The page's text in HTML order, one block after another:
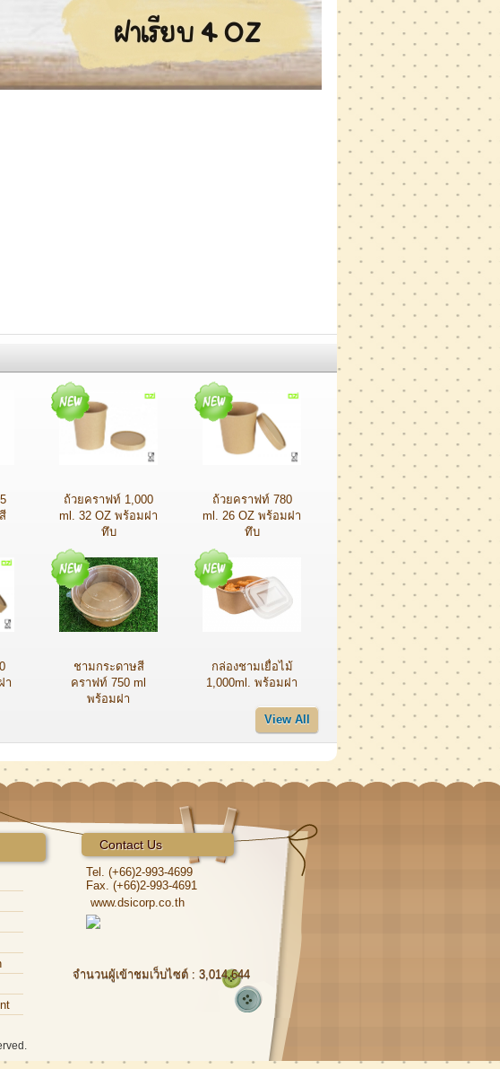
ถ้วยคราฟท์ 1,000
ml. 32 OZ พร้อมฝา
ทึบ
ถ้วยคราฟท์ 780
ml. 26 OZ พร้อมฝา
ทึบ
า
ชามกระดาษสี
คราฟท์ 750 ml
พร้อมฝา
กล่องชามเยื่อไม้
1,000ml. พร้อมฝา
View All
Contact Us
Tel. (+66)2-993-4699
Fax. (+66)2-993-4691
www.dsicorp.co.th
จำนวนผู้เข้าชมเว็บไซต์ : 3,014,644